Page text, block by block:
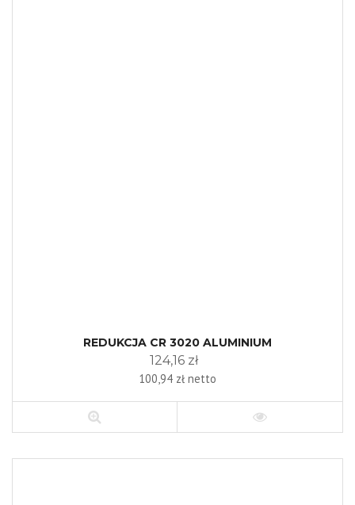
REDUKCJA CR 3020 ALUMINIUM
124,16 zł
100,94 zł netto